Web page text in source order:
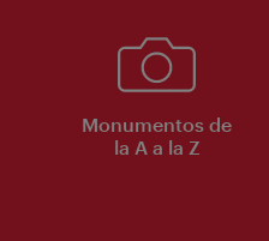
Monumentos de
la A a la Z